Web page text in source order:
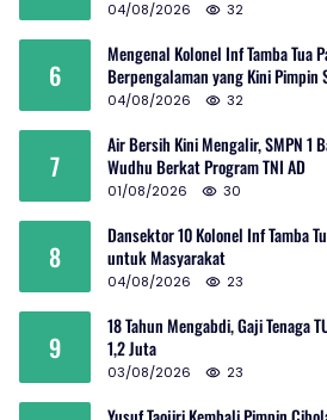
04/08/2026 32
6
Mengenal Kolonel Inf Tamba Tua
Berpengalaman yang Kini
04/08/2026 32
7
Air Bersih Kini Mengalir, SMPN 1
Wudhu Berkat Program TNI AD
01/08/2026 30
8
Dansektor 10 Kolonel Inf Tamba
untuk Masyarakat
04/08/2026 23
9
18 Tahun Mengabdi, Gaji Tenaga
1,2 Juta
03/08/2026 23